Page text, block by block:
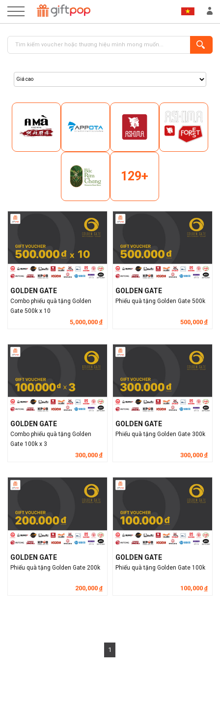
ĐĂNG KÝ
129+
GOLDEN GATE
Combo phiếu quà tặng Golden
Gate 500k x 10
5,000,000 đ
GOLDEN GATE
Phiếu quà tặng Golden Gate 500k
500,000 đ
GOLDEN GATE
Combo phiếu quà tặng Golden
Gate 100k x 3
300,000 đ
GOLDEN GATE
Phiếu quà tặng Golden Gate 300k
300,000 đ
GOLDEN GATE
Phiếu quà tặng Golden Gate 200k
200,000 đ
GOLDEN GATE
Phiếu quà tặng Golden Gate 100k
100,000 đ
1